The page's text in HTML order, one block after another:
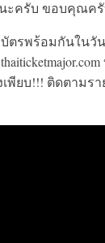
ะครับ ขอบคุณค
พร้อมกันในวัน
บ!!! ติดตามราย